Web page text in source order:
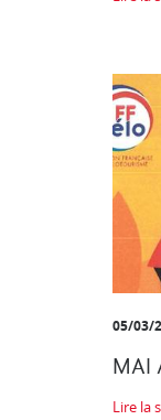
05/03/
MAI
Lire la